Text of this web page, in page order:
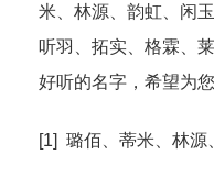
米、林源、韵虹、闲
听羽、拓实、格霖、
好听的名字，希望为
[1] 璐佰、蒂米、林源